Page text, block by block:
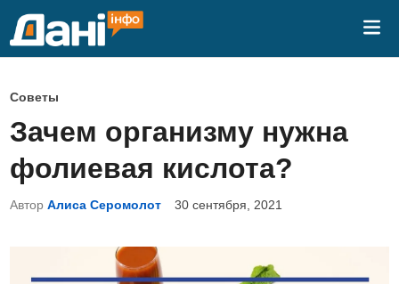
О
п
у
б
Советы
Зачем организму нужна
фолиевая кислота?
АвторАлиса Серомолот 30 сентября, 2021